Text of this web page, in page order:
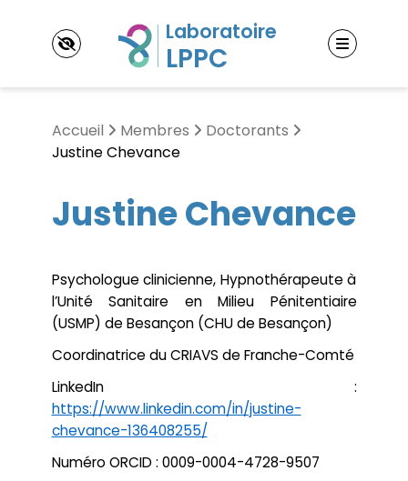
LPPC
Laboratoire Psychopathologie et Processus de
L’étude des processus expérientiels
L’étude des processus d’ajustement
L’étude des processus psychothérapeutiques
Membres
Enseignants-Chercheurs
Doctorants
Jeunes docteurs
Chercheurs associés
Publications
Ouvrages
Articles
Chapitres
Communications
Événements
Colloques
Séminaires
Soutenances de thèses et HDR
Accueil Membres
Doctorants
Justine Chevance
Justine Chevance
Psychologue clinicienne, Hypnothérapeute à
l’Unité Sanitaire en Milieu Pénitentiaire
(USMP) de Besançon (CHU de Besançon)
Coordinatrice du CRIAVS de Franche-Comté
LinkedIn :
https://www.linkedin.com/in/justine-
chevance-136408255/
Numéro ORCID : 0009-0004-4728-9507